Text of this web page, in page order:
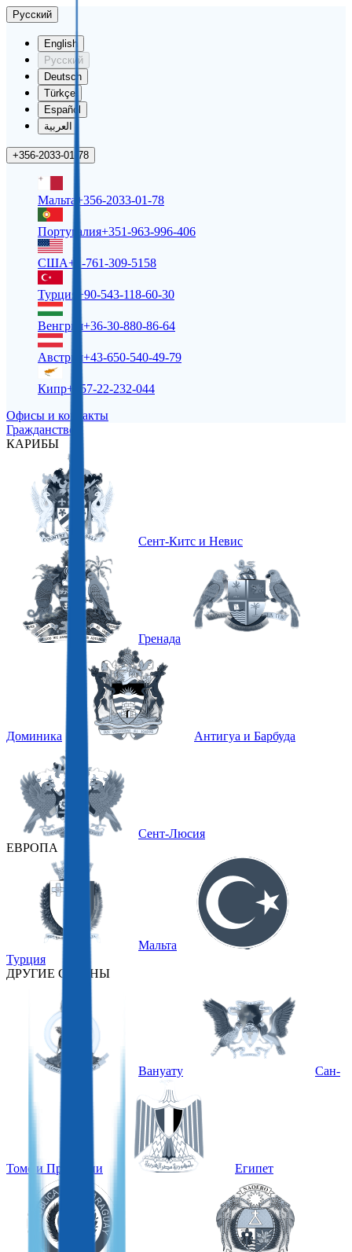
Русский
English
Русский
Deutsch
Türkçe
Español
العربية
+356-2033-01-78
Мальта +356-2033-01-78
Португалия+351-963-996-406
США+1-761-309-5158
Турция +90-543-118-60-30
Венгрия+36-30-880-86-64
Австрия+43-650-540-49-79
Кипр+357-22-232-044
Офисы и контакты
Гражданство
КАРИБЫ
Сент-Китс и Невис
Гренада
Доминика Антигуа и Барбуда
Сент-Люсия
ЕВРОПА
Мальта
Турция
ДРУГИЕ СТРАНЫ
Вануату Сан-
Томе и Принсипи Египет